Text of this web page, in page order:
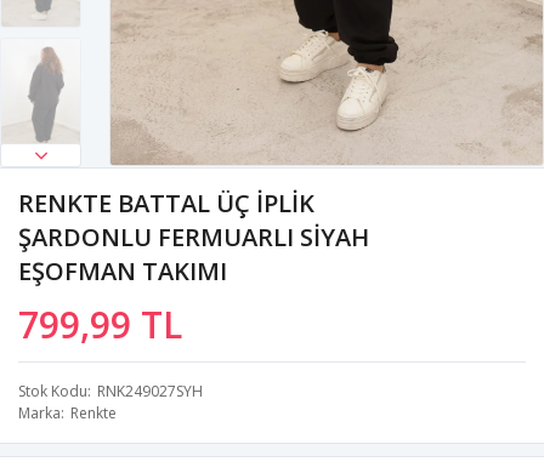
RENKTE BATTAL ÜÇ İPLİK
ŞARDONLU FERMUARLI SİYAH
EŞOFMAN TAKIMI
799,99 TL
Stok Kodu RNK249027SYH
Marka Renkte